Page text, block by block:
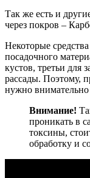
Так же есть и
через покров –
Некоторые
посадочного
кустов, третьи для
рассады. Поэтому,
нужно
Внимание!
проникать в
токсины,
обработку и